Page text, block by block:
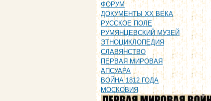
ФОРУМ
ДОКУМЕНТЫ XX ВЕКА
РУССКОЕ ПОЛЕ
РУМЯНЦЕВСКИЙ МУЗЕЙ
ЭТНОЦИКЛОПЕДИЯ
СЛАВЯНСТВО
ПЕРВАЯ МИРОВАЯ
АПСУАРА
ВОЙНА 1812 ГОДА
МОСКОВИЯ